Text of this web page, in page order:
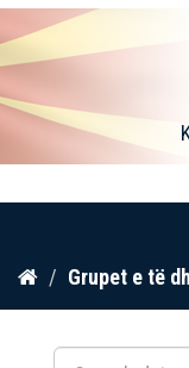
Kalo
përmbajtja
Grupet e të